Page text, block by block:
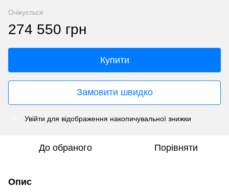
Очікується
274 550 грн
Купити
Замовити швидко
Увійти для відображення накопичувальної знижки
До обраного Порівняти
Опис